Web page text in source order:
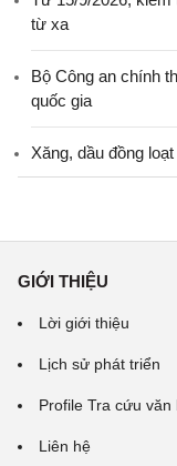
từ xa
Bộ Công an chính
quốc gia
Xăng, dầu đồng
GIỚI THIỆU
Lời giới thiệu
Lịch sử phát triển
Profile Tra cứu văn
Liên hệ